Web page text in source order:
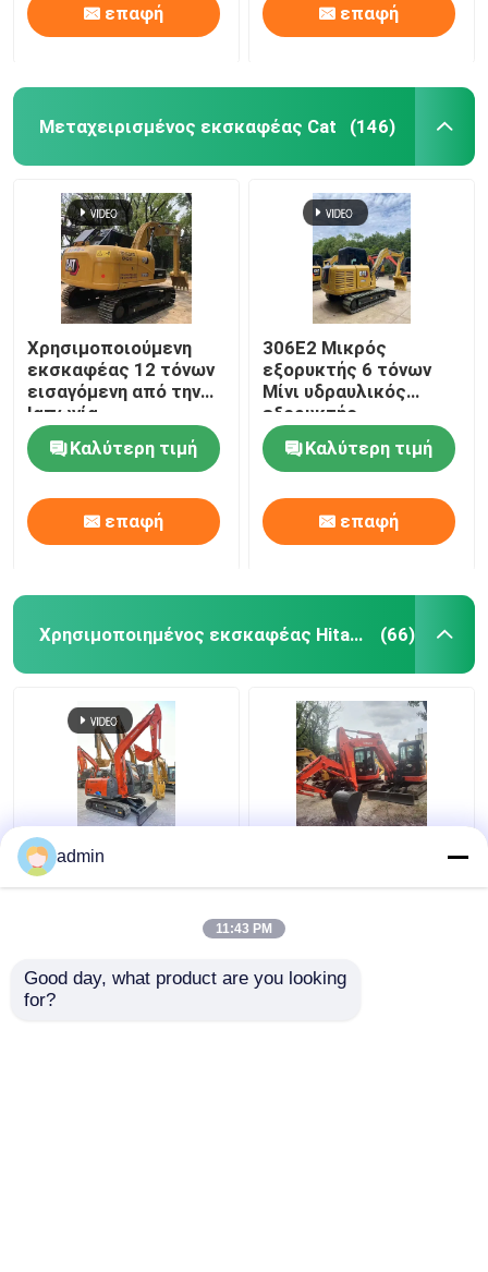
επαφή επαφή
Μεταχειρισμένος εκσκαφέας Cat (146)
Χρησιμοποιούμενη
εκσκαφέας 12 τόνων
εισαγόμενη από την
Ιαπωνία
Χρησιμοποιούμενη
εκσκαφέας CAT
312D2
Καλύτερη τιμή
επαφή
306E2 Μικρός
εξορυκτής 6 τόνων
Μίνι υδραυλικός
εξορυκτής
Καλύτερη τιμή
επαφή
Χρησιμοποιημένος εκσκαφέας Hitachi (66)
ZX60 Υδραυλική
Χρησιμοποιούμενη
ποιότητας και
προσιτής τιμής.
admin
11:43 PM
Good day, what product are you looking
for?